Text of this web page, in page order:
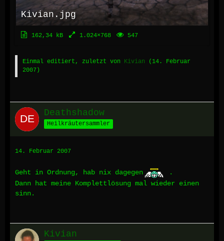
Kivian.jpg
162,34 kB 1.024×768 547
Einmal editiert, zuletzt von Kivian ( 14. Februar
2007 )
Deathshadow
Heilkräutersammler
14. Februar 2007
Geht in Ordnung, hab nix dagegen
.
Dann hat meine Komplettlösung mal wieder einen
sinn.
Kivian